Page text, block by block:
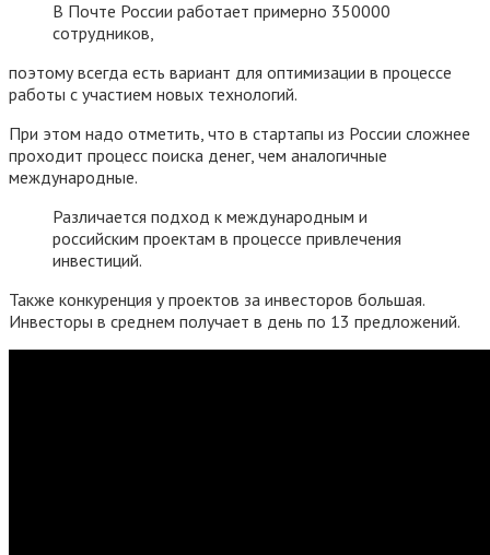
В Почте России работает примерно 350000
сотрудников,
поэтому всегда есть вариант для оптимизации в процессе
работы с участием новых технологий.
При этом надо отметить, что в стартапы из России сложнее
проходит процесс поиска денег, чем аналогичные
международные.
Различается подход к международным и
российским проектам в процессе привлечения
инвестиций.
Также конкуренция у проектов за инвесторов большая.
Инвесторы в среднем получает в день по 13 предложений.